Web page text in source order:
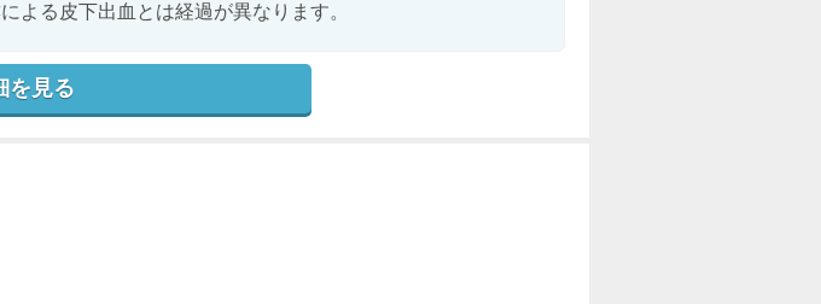
よる皮下出血とは経過が異なります。
を見る